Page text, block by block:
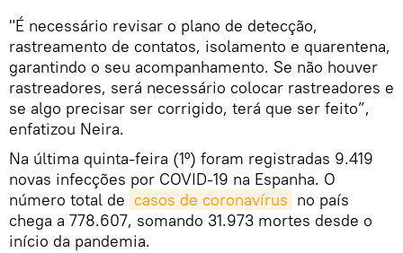
"É necessário revisar o plano de detecção,
rastreamento de contatos, isolamento e quarentena,
garantindo o seu acompanhamento. Se não houver
rastreadores, será necessário colocar rastreadores e
se algo precisar ser corrigido, terá que ser feito”,
enfatizou Neira.
Na última quinta-feira (1º) foram registradas 9.419
novas infecções por COVID-19 na Espanha. O
número total de casos de coronavírus no país
chega a 778.607, somando 31.973 mortes desde o
início da pandemia.